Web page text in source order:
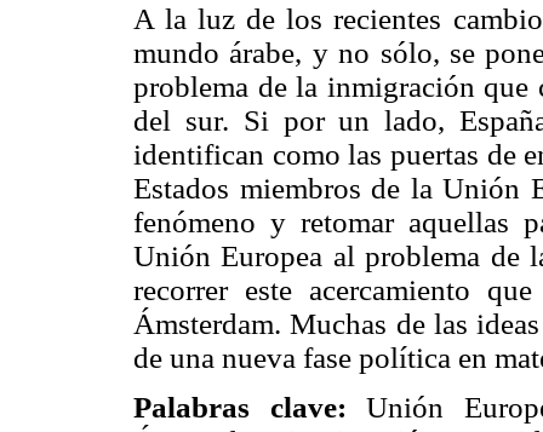
A la luz de los recientes
mundo árabe, y no sólo, se
problema de la inmigración que
del sur. Si por un lado,
identifican como las puertas de
Estados miembros de la Unión
fenómeno y retomar aquellas
Unión Europea al problema de
recorrer este acercamiento
Ámsterdam. Muchas de las
de una nueva fase política en
Palabras clave: Unión